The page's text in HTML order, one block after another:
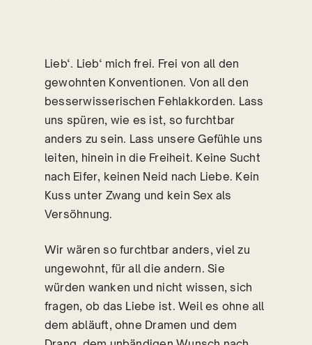
Lieb‘. Lieb‘ mich frei. Frei von all den
gewohnten Konventionen. Von all den
besserwisserischen Fehlakkorden. Lass
uns spüren, wie es ist, so furchtbar
anders zu sein. Lass unsere Gefühle uns
leiten, hinein in die Freiheit. Keine Sucht
nach Eifer, keinen Neid nach Liebe. Kein
Kuss unter Zwang und kein Sex als
Versöhnung.
Wir wären so furchtbar anders, viel zu
ungewohnt, für all die andern. Sie
würden wanken und nicht wissen, sich
fragen, ob das Liebe ist. Weil es ohne all
dem abläuft, ohne Dramen und dem